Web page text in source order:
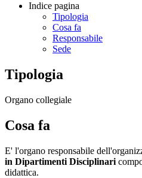
Indice pagina
Tipologia
Cosa fa
Responsabile
Sede
Tipologia
Organo collegiale
Cosa fa
E' l'organo responsabile
in Dipartimenti Disciplinari
didattica.